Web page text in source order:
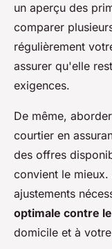
un aperçu des
comparer
régulièrement
assurer qu'elle
exigences.
De même,
courtier en
des offres
convient le
ajustements
optimale contre
domicile et à